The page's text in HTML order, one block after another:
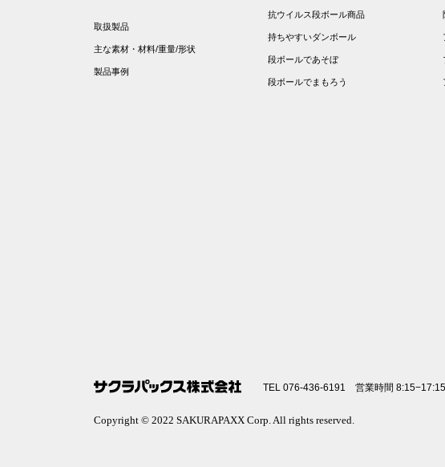
取扱製品
主な素材・材料/重量/形状
製品事例
抗ウイルス段ボール商品
持ちやすいダンボール
段ボールであそぼ
段ボールでまもろう
TEL 076-436-6191 営業時間 8:15−17:15
Copyright © 2022 SAKURAPAXX Corp. All rights reserved.